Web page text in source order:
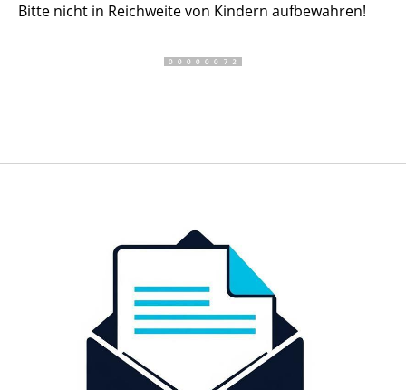
Bitte nicht in Reichweite von Kindern aufbewahren!